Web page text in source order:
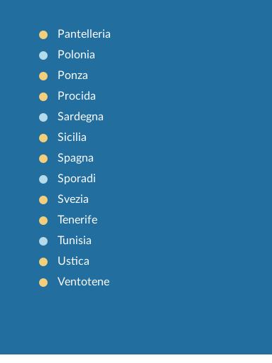
Pantelleria
Polonia
Ponza
Procida
Sardegna
Sicilia
Spagna
Sporadi
Svezia
Tenerife
Tunisia
Ustica
Ventotene